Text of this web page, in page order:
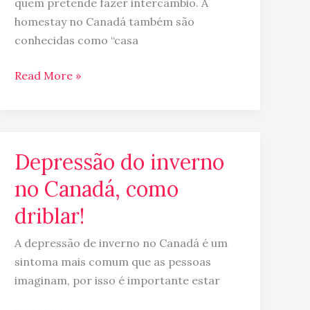
homestay no Canadá também são
conhecidas como “casa
Read More »
Depressão do inverno
no Canadá, como
driblar!
A depressão de inverno no Canadá é um
sintoma mais comum que as pessoas
imaginam, por isso é importante estar
Depressão
inverno
no
como
driblar!